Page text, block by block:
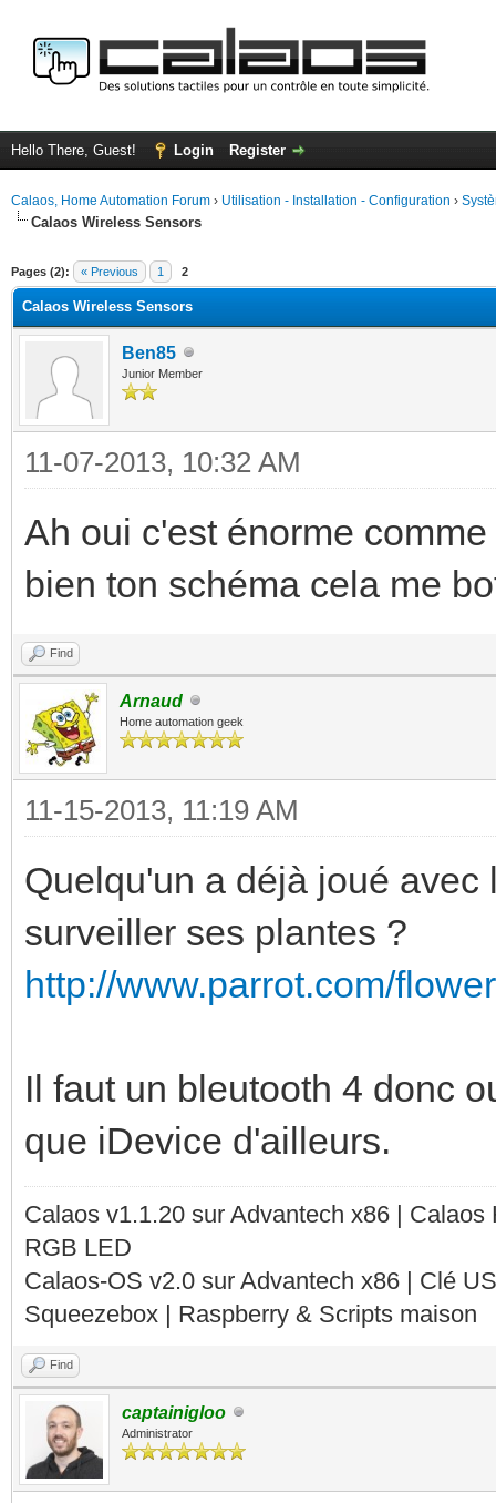
Hello There, Guest! Login Register
Calaos, Home Automation Forum › Utilisation - Installation - Configuration ›
Calaos Wireless Sensors
Pages (2): « Previous 1 2
Calaos Wireless Sensors
Ben85
Junior Member
11-07-2013, 10:32 AM
Ah oui c'est énorme
bien ton schéma cela me
Find
Arnaud
Home automation geek
11-15-2013, 11:19 AM
Quelqu'un a déjà joué
surveiller ses plantes ?
http://www.parrot.com/
Il faut un bleutooth 4 donc
que iDevice d'ailleurs.
Calaos v1.1.20 sur Advantech x86 |
RGB LED
Calaos-OS v2.0 sur Advantech x86 | Clé
Squeezebox | Raspberry & Scripts maison
Find
captainigloo
Administrator